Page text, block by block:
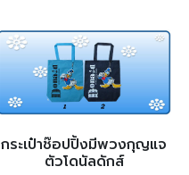
กระเป๋าช๊อปปิ้งมีพวงกุญแจ
ตัวโดนัลดักส์